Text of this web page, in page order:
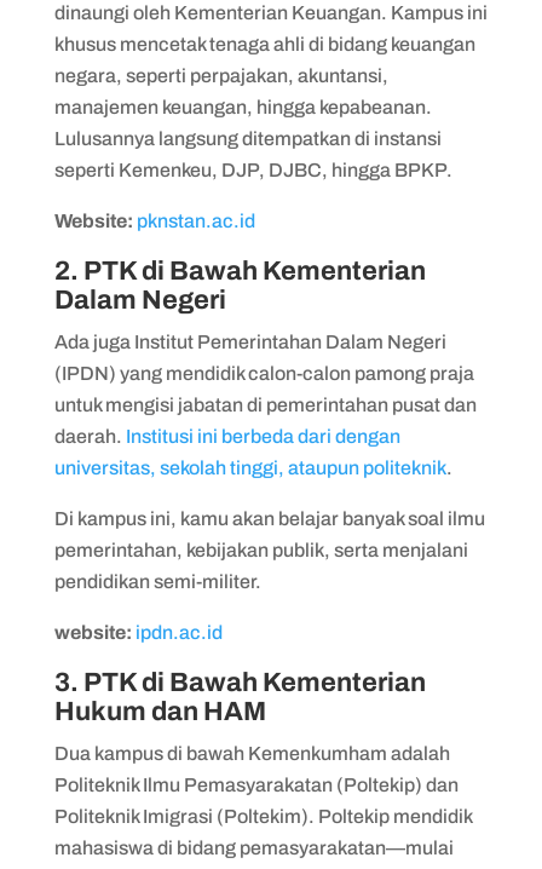
dinaungi oleh Kementerian Keuangan. Kampus ini
khusus mencetak tenaga ahli di bidang keuangan
negara, seperti perpajakan, akuntansi,
manajemen keuangan, hingga kepabeanan.
Lulusannya langsung ditempatkan di instansi
seperti Kemenkeu, DJP, DJBC, hingga BPKP.
Website: pknstan.ac.id
2. PTK di Bawah Kementerian
Dalam Negeri
Ada juga Institut Pemerintahan Dalam Negeri
(IPDN) yang mendidik calon-calon pamong praja
untuk mengisi jabatan di pemerintahan pusat dan
daerah. Institusi ini berbeda dari dengan
universitas, sekolah tinggi, ataupun politeknik.
Di kampus ini, kamu akan belajar banyak soal ilmu
pemerintahan, kebijakan publik, serta menjalani
pendidikan semi-militer.
website: ipdn.ac.id
3. PTK di Bawah Kementerian
Hukum dan HAM
Dua kampus di bawah Kemenkumham adalah
Politeknik Ilmu Pemasyarakatan (Poltekip) dan
Politeknik Imigrasi (Poltekim). Poltekip mendidik
mahasiswa di bidang pemasyarakatan—mulai